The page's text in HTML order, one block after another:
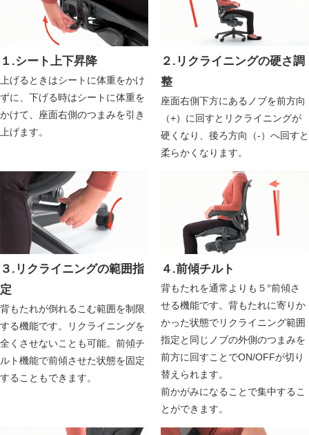
１.シート上下昇降
上げるときはシートに体重をかけ
ずに、下げる時はシートに体重を
かけて、座面右側のつまみを引き
上げます。
２.リクライニングの硬さ調
整
座面右側下方にあるノブを前方向
（+）に回すとリクライニングが
硬くなり、後ろ方向（-）へ回すと
柔らかくなります。
３.リクライニングの範囲指
定
背もたれが倒れるこむ範囲を制限
する機能です。リクライニングを
全くさせないことも可能。前傾チ
ルト機能で前傾させた状態を固定
することもできます。
４.前傾チルト
背もたれを通常よりも５°前傾さ
せる機能です。背もたれに寄りか
かった状態でリクライニング範囲
指定と同じノブの外側のつまみを
前方に回すことでON/OFFが切り
替えられます。
前かがみになることで集中するこ
とができます。